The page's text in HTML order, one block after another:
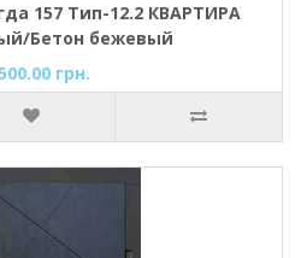
157 Тип-12.2 КВАРТИРА
Бетон бежевый
грн.